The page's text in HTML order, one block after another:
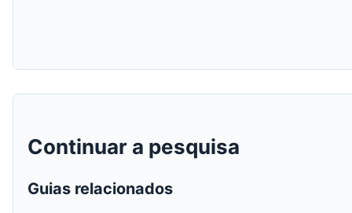
Continuar a pesquisa
Guias relacionados